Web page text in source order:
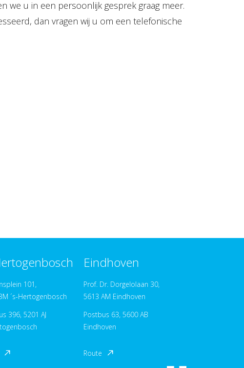
we u in een persoonlijk gesprek graag meer.
dan vragen wij u om een telefonische
101,
´s-Hertogenbosch
396, 5201 AJ
Eindhoven
Prof. Dr. Dorgelolaan 30,
5613 AM Eindhoven
Postbus 63, 5600 AB
Eindhoven
Route